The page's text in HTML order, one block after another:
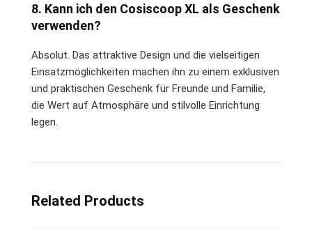
8. Kann ich den Cosiscoop XL als Geschenk
verwenden?
Absolut. Das attraktive Design und die vielseitigen
Einsatzmöglichkeiten machen ihn zu einem exklusiven
und praktischen Geschenk für Freunde und Familie,
die Wert auf Atmosphäre und stilvolle Einrichtung
legen.
Related Products